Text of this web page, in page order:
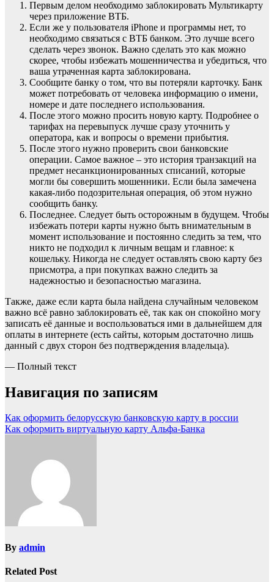
Первым делом необходимо заблокировать Мультикарту
через приложение ВТБ.
Если же у пользователя iPhone и программы нет, то
необходимо связаться с ВТБ банком. Это лучше всего
сделать через звонок. Важно сделать это как можно
скорее, чтобы избежать мошенничества и убедиться, что
ваша утраченная карта заблокирована.
Сообщите банку о том, что вы потеряли карточку. Банк
может потребовать от человека информацию о имени,
номере и дате последнего использования.
После этого можно просить новую карту. Подробнее о
тарифах на перевыпуск лучше сразу уточнить у
оператора, как и вопросы о времени прибытия.
После этого нужно проверить свои банковские
операции. Самое важное – это история транзакций на
предмет несанкционированных списаний, которые
могли бы совершить мошенники. Если была замечена
какая-либо подозрительная операция, об этом нужно
сообщить банку.
Последнее. Следует быть осторожным в будущем. Чтобы
избежать потери карты нужно быть внимательным в
момент использование и постоянно следить за тем, что
никто не подходил к личным вещам и главное: к
кошельку. Никогда не следует оставлять свою карту без
присмотра, а при покупках важно следить за
надежностью и безопасностью магазина.
Также, даже если карта была найдена случайным человеком
важно всё равно заблокировать её, так как он спокойно могу
записать её данные и воспользоваться ими в дальнейшем для
оплаты в интернете (есть сайты, которым достаточно лишь
данный с двух сторон без подтверждения владельца).
— Полный текст
Навигация по записям
Как оформить белорусскую банковскую карту в россии
Как оформить виртуальную карту Альфа-Банка
By admin
Related Post